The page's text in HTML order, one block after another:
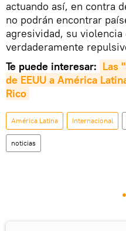
actuando así, en contra
no podrán encontrar
agresividad, su
verdaderamente
Te puede interesar: Las
de EEUU a América
Rico
América Latina Internacional
noticias